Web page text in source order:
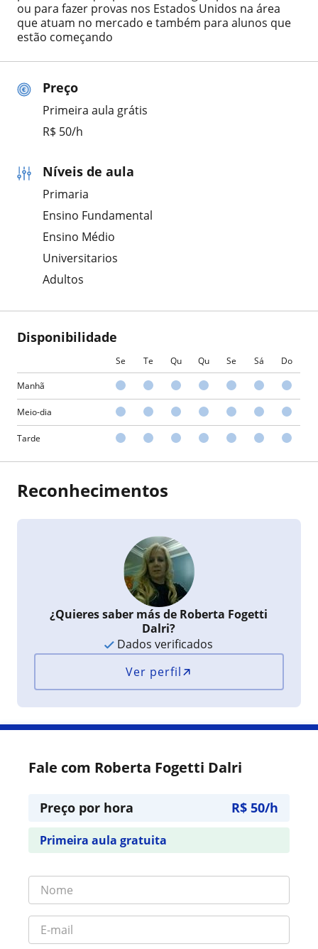
Preço
Primeira aula grátis
R$ 50/h
Níveis de aula
Primaria
Ensino Fundamental
Ensino Médio
Universitarios
Adultos
Disponibilidade
Se Te Qu Qu Se Sá Do
Manhã
Meio-dia
Tarde
ou para fazer provas nos Estados Unidos na área
que atuam no mercado e também para alunos que
estão começando
Reconhecimentos
¿Quieres saber más de Roberta Fogetti
Dalri?
Dados verificados
Ver perfil
Fale com Roberta Fogetti Dalri
Preço por hora R$ 50/h
Primeira aula gratuita